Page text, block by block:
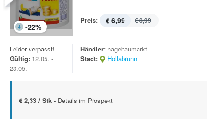
-22%
Preis: € 6,99 € 8,99
Leider verpasst!
Gültig: 12.05. -
23.05.
Händler: hagebaumarkt
Stadt:
Hollabrunn
€ 2,33 / Stk - Details im Prospekt